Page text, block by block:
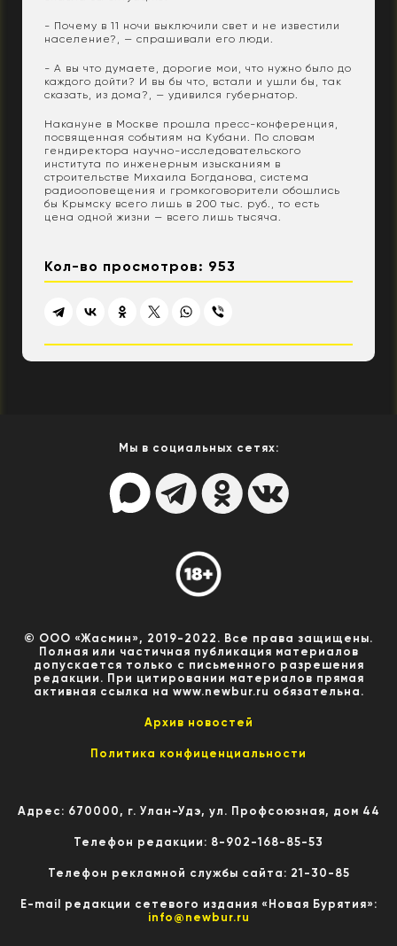
- Почему в 11 ночи выключили свет и не известили
население?, — спрашивали его люди.
- А вы что думаете, дорогие мои, что нужно было до
каждого дойти? И вы бы что, встали и ушли бы, так
сказать, из дома?, — удивился губернатор.
Накануне в Москве прошла пресс-конференция,
посвященная событиям на Кубани. По словам
гендиректора научно-исследовательского
института по инженерным изысканиям в
строительстве Михаила Богданова, система
радиооповещения и громкоговорители обошлись
бы Крымску всего лишь в 200 тыс. руб., то есть
цена одной жизни — всего лишь тысяча.
Кол-во просмотров: 953
Мы в социальных сетях:
© ООО «Жасмин», 2019-2022. Все права защищены.
Полная или частичная публикация материалов
допускается только с письменного разрешения
редакции. При цитировании материалов прямая
активная ссылка на www.newbur.ru обязательна.
Архив новостей
Политика конфиценциальности
Адрес: 670000, г. Улан-Удэ, ул. Профсоюзная, дом 44
Телефон редакции: 8-902-168-85-53
Телефон рекламной службы сайта: 21-30-85
E-mail редакции сетевого издания «Новая Бурятия»:
info@newbur.ru